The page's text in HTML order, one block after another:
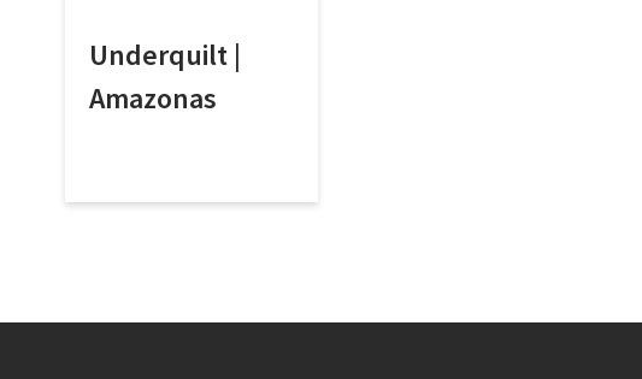
Underquilt |
Amazonas